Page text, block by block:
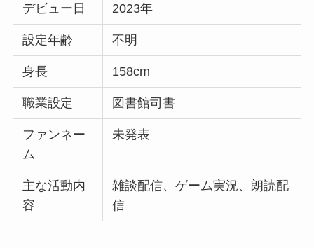
デビュー日 2023年
設定年齢 不明
身長 158cm
職業設定 図書館司書
ファンネー
ム
未発表
主な活動内
容
雑談配信、ゲーム実況、朗読配
信